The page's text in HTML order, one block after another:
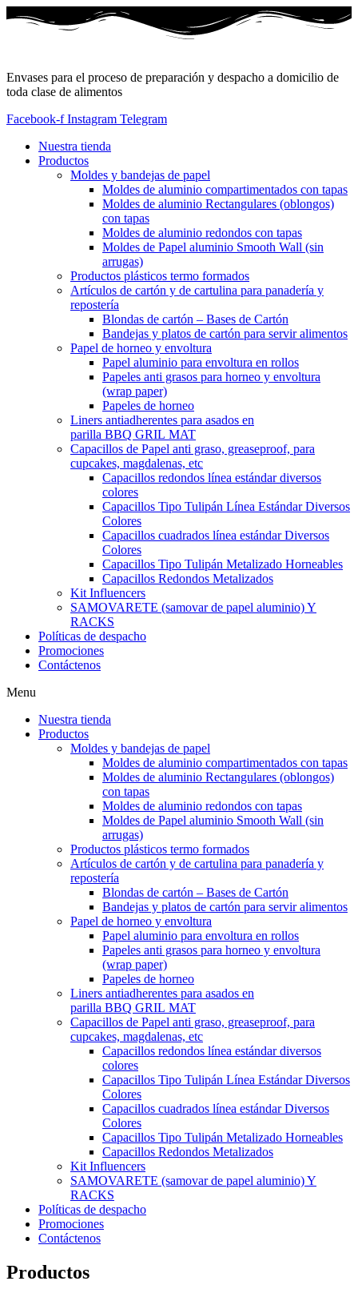
Envases para el proceso de preparación y despacho a domicilio de
toda clase de alimentos
Facebook-f Instagram Telegram
Nuestra tienda
Productos
Moldes y bandejas de papel
Moldes de aluminio compartimentados con tapas
Moldes de aluminio Rectangulares (oblongos)
con tapas
Moldes de aluminio redondos con tapas
Moldes de Papel aluminio Smooth Wall (sin
arrugas)
Productos plásticos termo formados
Artículos de cartón y de cartulina para panadería y
repostería
Blondas de cartón – Bases de Cartón
Bandejas y platos de cartón para servir alimentos
Papel de horneo y envoltura
Papel aluminio para envoltura en rollos
Papeles anti grasos para horneo y envoltura
(wrap paper)
Papeles de horneo
Liners antiadherentes para asados en
parilla BBQ GRIL MAT
Capacillos de Papel anti graso, greaseproof, para
cupcakes, magdalenas, etc
Capacillos redondos línea estándar diversos
colores
Capacillos Tipo Tulipán Línea Estándar Diversos
Colores
Capacillos cuadrados línea estándar Diversos
Colores
Capacillos Tipo Tulipán Metalizado Horneables
Capacillos Redondos Metalizados
Kit Influencers
SAMOVARETE (samovar de papel aluminio) Y
RACKS
Políticas de despacho
Promociones
Contáctenos
Menu
Nuestra tienda
Productos
Moldes y bandejas de papel
Moldes de aluminio compartimentados con tapas
Moldes de aluminio Rectangulares (oblongos)
con tapas
Moldes de aluminio redondos con tapas
Moldes de Papel aluminio Smooth Wall (sin
arrugas)
Productos plásticos termo formados
Artículos de cartón y de cartulina para panadería y
repostería
Blondas de cartón – Bases de Cartón
Bandejas y platos de cartón para servir alimentos
Papel de horneo y envoltura
Papel aluminio para envoltura en rollos
Papeles anti grasos para horneo y envoltura
(wrap paper)
Papeles de horneo
Liners antiadherentes para asados en
parilla BBQ GRIL MAT
Capacillos de Papel anti graso, greaseproof, para
cupcakes, magdalenas, etc
Capacillos redondos línea estándar diversos
colores
Capacillos Tipo Tulipán Línea Estándar Diversos
Colores
Capacillos cuadrados línea estándar Diversos
Colores
Capacillos Tipo Tulipán Metalizado Horneables
Capacillos Redondos Metalizados
Kit Influencers
SAMOVARETE (samovar de papel aluminio) Y
RACKS
Políticas de despacho
Promociones
Contáctenos
Productos